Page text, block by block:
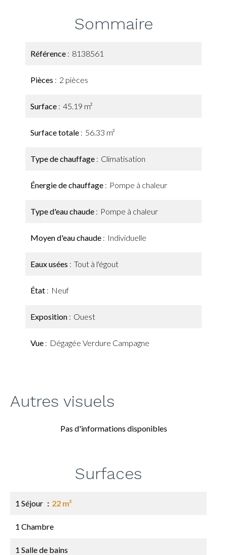
Sommaire
Référence 8138561
Pièces 2 pièces
Surface 45.19 m²
Surface totale 56.33 m²
Type de chauffage Climatisation
Énergie de chauffage Pompe à chaleur
Type d'eau chaude Pompe à chaleur
Moyen d'eau chaude Individuelle
Eaux usées Tout à l'égout
État Neuf
Exposition Ouest
Vue Dégagée Verdure Campagne
Autres visuels
Pas d'informations disponibles
Surfaces
1 Séjour 22 m²
1 Chambre
1 Salle de bains